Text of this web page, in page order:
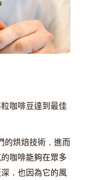
咖啡豆達到最佳
的烘焙技術，進而
咖啡能夠在眾多
，也因為它的風